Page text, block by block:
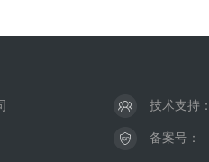
技术支持：
备案号：